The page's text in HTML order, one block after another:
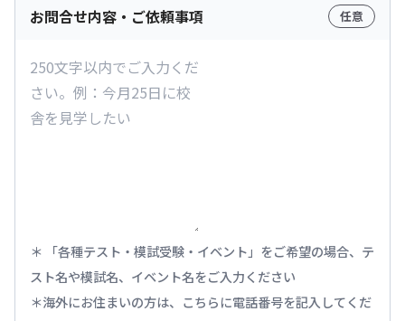
お問合せ内容・ご依頼事項 任意
「各種テスト・模試受験・イベント」をご希望の場合、テ
スト名や模試名、イベント名をご入力ください
海外にお住まいの方は、こちらに電話番号を記入してくだ